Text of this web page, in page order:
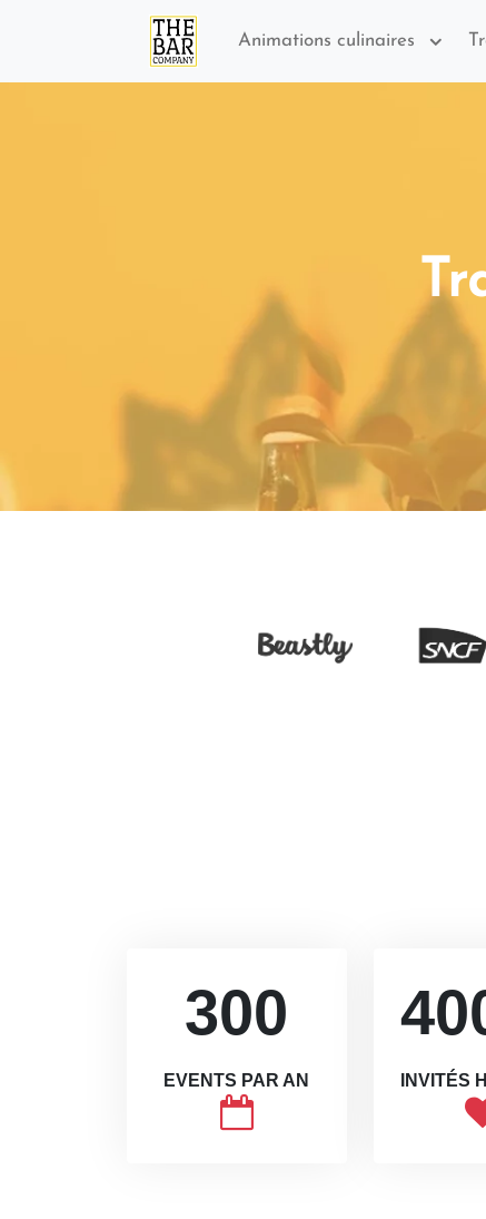
Animations culinaires
300
EVENTS PAR AN INVITÉS